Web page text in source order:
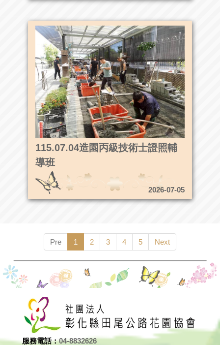
115.07.04造園丙級技術士證照輔
導班
2026-07-05
Pre 1 2 3 4 5 Next
服務電話：04-8832626